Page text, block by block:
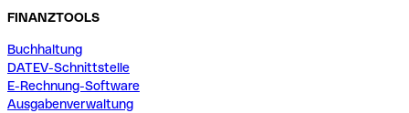
FINANZTOOLS
Buchhaltung
DATEV-Schnittstelle
E-Rechnung-Software
Ausgabenverwaltung